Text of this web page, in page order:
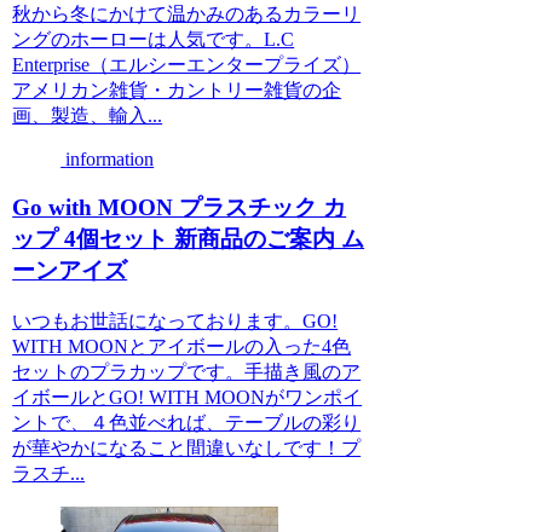
秋から冬にかけて温かみのあるカラーリ
ングのホーローは人気です。L.C
Enterprise（エルシーエンタープライズ）
アメリカン雑貨・カントリー雑貨の企
画、製造、輸入...
information
Go with MOON プラスチック カ
ップ 4個セット 新商品のご案内 ム
ーンアイズ
いつもお世話になっております。GO!
WITH MOONとアイボールの入った4色
セットのプラカップです。手描き風のア
イボールとGO! WITH MOONがワンポイ
ントで、４色並べれば、テーブルの彩り
が華やかになること間違いなしです！プ
ラスチ...